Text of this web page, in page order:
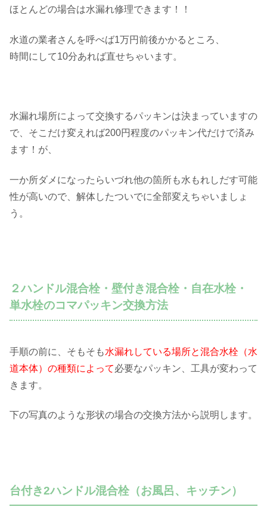
ほとんどの場合は水漏れ修理できます！！
水道の業者さんを呼べば1万円前後かかるところ、
時間にして10分あれば直せちゃいます。
水漏れ場所によって交換するパッキンは決まっていますの
で、そこだけ変えれば200円程度のパッキン代だけで済み
ます！が、
一か所ダメになったらいづれ他の箇所も水もれしだす可能
性が高いので、解体したついでに全部変えちゃいましょ
う。
２ハンドル混合栓・壁付き混合栓・自在水栓・
単水栓のコマパッキン交換方法
手順の前に、そもそも水漏れしている場所と混合水栓（水
道本体）の種類によって必要なパッキン、工具が変わって
きます。
下の写真のような形状の場合の交換方法から説明します。
台付き2ハンドル混合栓（お風呂、キッチン）